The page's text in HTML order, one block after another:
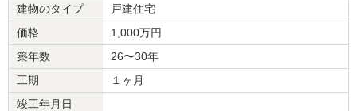
建物のタイプ
戸建住宅
価格
1,000万円
築年数
26〜30年
工期
１ヶ月
竣工年月日